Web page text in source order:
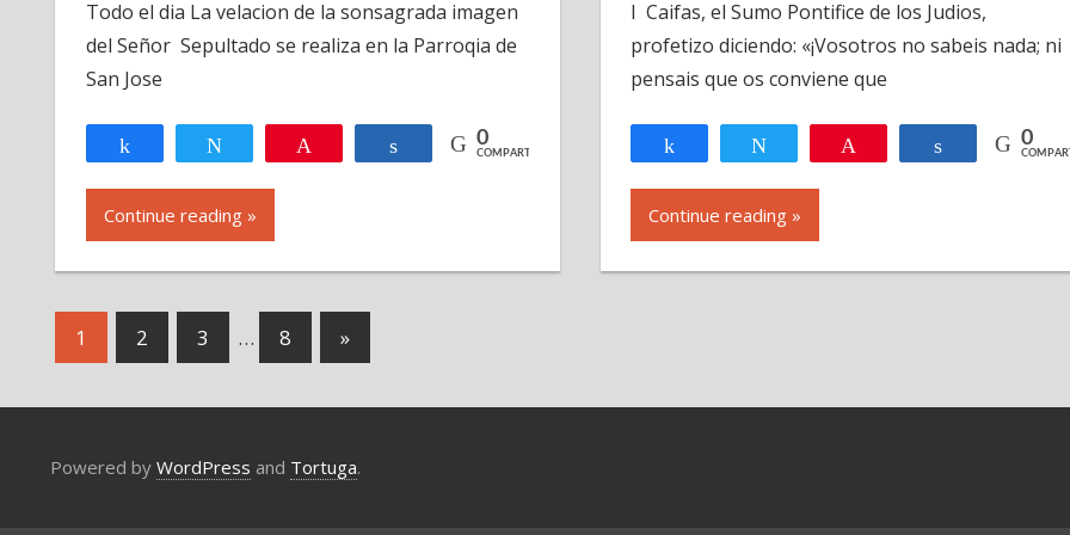
Sabado
de
Todo el dia La velacion de la sonsagrada imagen
del Señor Sepultado se realiza en la Parroqia de
San Jose
Compartir Compartir
0
COMPARTIR
Continue reading »
Santo
–
I Caifas, el Sumo Pontifice de los Judios,
profetizo diciendo: «¡Vosotros no sabeis nada; ni
pensais que os conviene que
Compartir Twittear Compartir
0
Continue reading »
Navegación
1 2 3 … 8
Next
Posts
»
Powered by WordPress and Tortuga.